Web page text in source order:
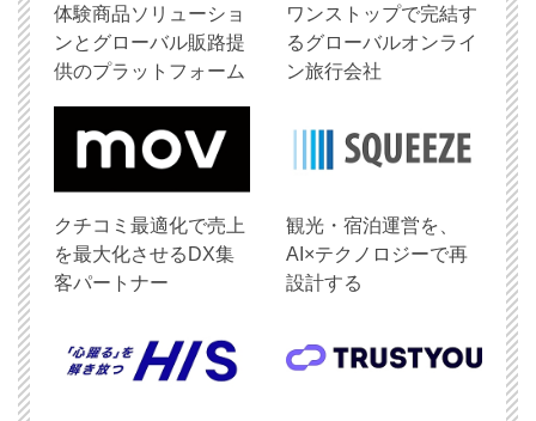
体験商品ソリューショ
ンとグローバル販路提
供のプラットフォーム
ワンストップで完結す
るグローバルオンライ
ン旅行会社
クチコミ最適化で売上
を最大化させるDX集
客パートナー
観光・宿泊運営を、
AI×テクノロジーで再
設計する